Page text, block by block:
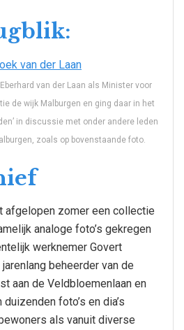
van der Laan als Minister voor
de wijk Malburgen en ging daar in het
in discussie met onder andere leden
zoals op bovenstaande foto.
afgelopen zomer een collectie
analoge foto’s gekregen
werknemer Govert
beheerder van de
aan de Veldbloemenlaan en
foto’s en dia’s
als vanuit diverse